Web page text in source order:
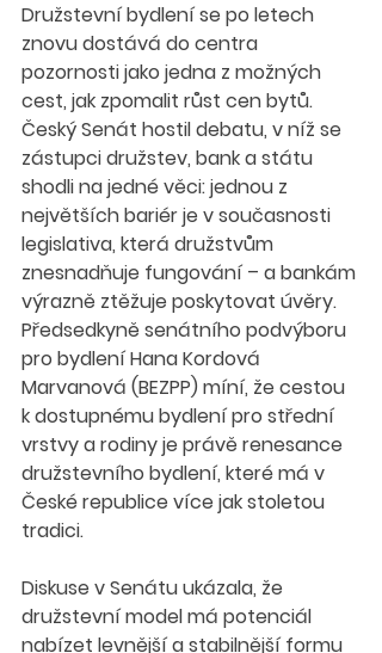
Družstevní bydlení se po letech
znovu dostává do centra
pozornosti jako jedna z možných
cest, jak zpomalit růst cen bytů.
Český Senát hostil debatu, v níž se
zástupci družstev, bank a státu
shodli na jedné věci: jednou z
největších bariér je v současnosti
legislativa, která družstvům
znesnadňuje fungování – a bankám
výrazně ztěžuje poskytovat úvěry.
Předsedkyně senátního podvýboru
pro bydlení Hana Kordová
Marvanová (BEZPP) míní, že cestou
k dostupnému bydlení pro střední
vrstvy a rodiny je právě renesance
družstevního bydlení, které má v
České republice více jak stoletou
tradici.
Diskuse v Senátu ukázala, že
družstevní model má potenciál
nabízet levnější a stabilnější formu